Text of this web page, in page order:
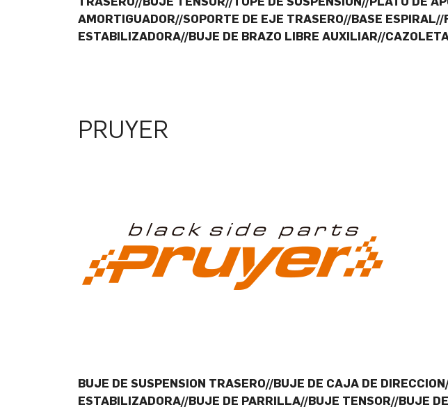
AMORTIGUADOR//SOPORTE DE EJE TRASERO//BASE
ESTABILIZADORA//BUJE DE BRAZO LIBRE AUXILIAR//
PRUYER
BUJE DE SUSPENSION TRASERO//BUJE DE CAJA DE
ESTABILIZADORA//BUJE DE PARRILLA//BUJE TENSOR//BUJE